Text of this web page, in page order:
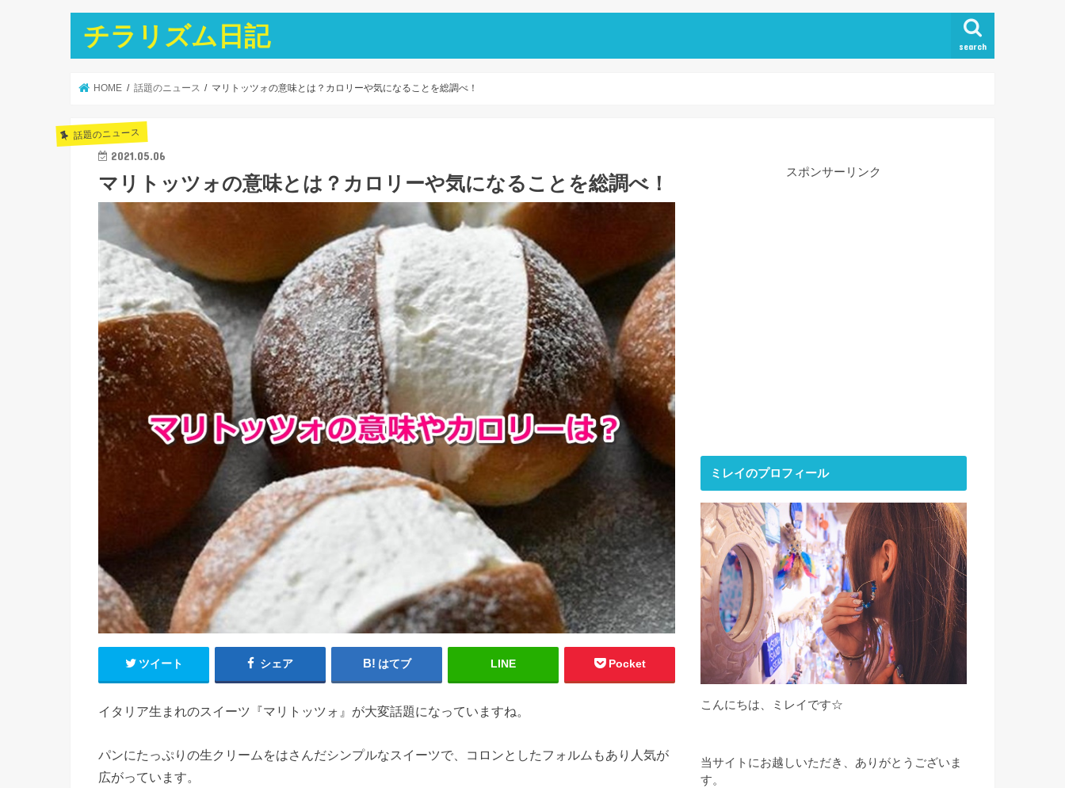
チラリズム日記 search
HOME 話題のニュース マリトッツォの意味とは？カロリーや気になることを総調べ！
話題のニュース
2021.05.06
マリトッツォの意味とは？カロリーや気になることを総調べ！
ツイート シェア はてブ LINE Pocket
イタリア生まれのスイーツ『マリトッツォ』が大変話題になっていますね。
パンにたっぷりの生クリームをはさんだシンプルなスイーツで、コロンとしたフォルムもあり人気が
広がっています。
スポンサーリンク
ミレイのプロフィール
こんにちは、ミレイです☆
当サイトにお越しいただき、ありがとうございま
す。